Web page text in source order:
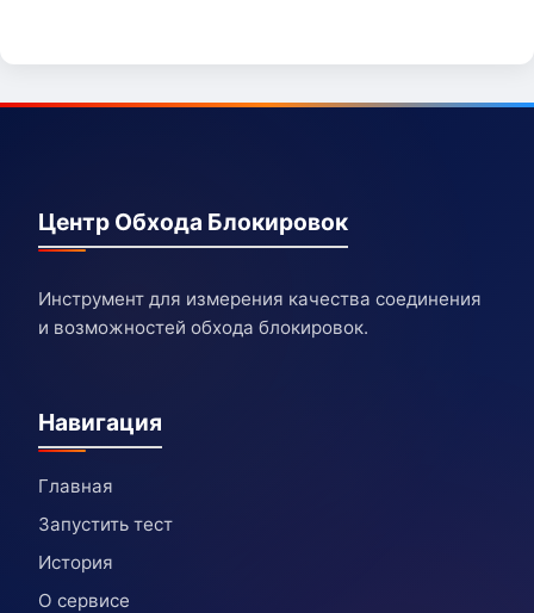
Центр Обхода Блокировок
Инструмент для измерения качества соединения
и возможностей обхода блокировок.
Навигация
Главная
Запустить тест
История
О сервисе